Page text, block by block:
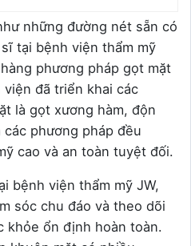
những đường nét sẵn có
tại bệnh viện thẩm mỹ
phương pháp gọt mặt
đã triển khai các
là gọt xương hàm, độn
phương pháp đều
cao và an toàn tuyệt đối.
bệnh viện thẩm mỹ JW,
sóc chu đáo và theo dõi
khỏe ổn định hoàn toàn.